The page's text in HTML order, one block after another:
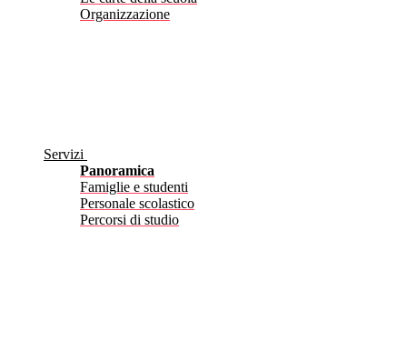
Organizzazione
Servizi
Panoramica
Famiglie e studenti
Personale scolastico
Percorsi di studio